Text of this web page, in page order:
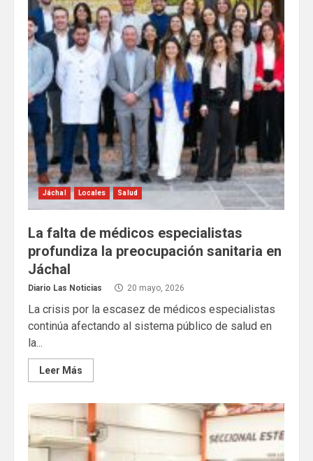
Jáchal Locales Salud
La falta de médicos especialistas
profundiza la preocupación sanitaria en
Jáchal
Diario Las Noticias 20 mayo, 2026
La crisis por la escasez de médicos especialistas
continúa afectando al sistema público de salud en
la...
Leer Más